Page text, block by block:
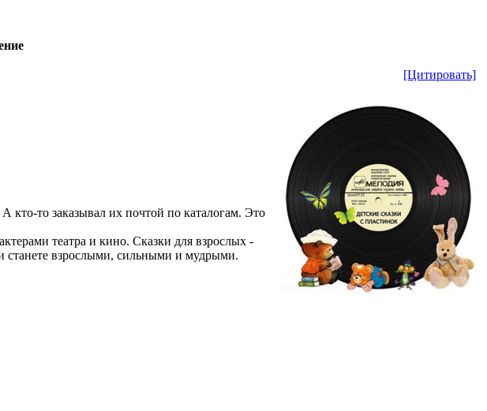
[Цитировать]
то заказывал их почтой по каталогам. Это
театра и кино. Сказки для взрослых -
станете взрослыми, сильными и мудрыми.